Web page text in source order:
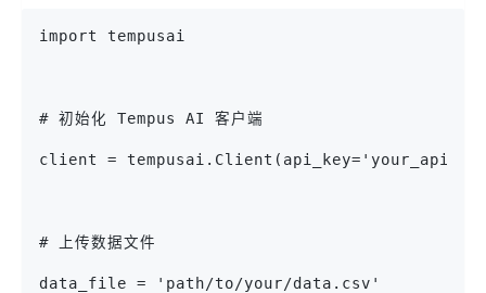
import tempusai
# 初始化 Tempus AI 客户端
client =
# 上传数据文件
data_file = 'path/to/your/data.csv'